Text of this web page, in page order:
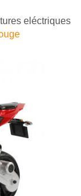
eléctriques